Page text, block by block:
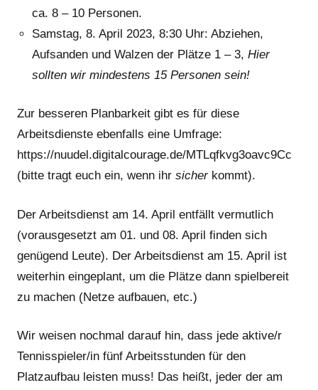
ca. 8 – 10 Personen.
Samstag, 8. April 2023, 8:30 Uhr: Abziehen,
Aufsanden und Walzen der Plätze 1 – 3,Hier
sollten wir mindestens 15 Personen sein!
Zur besseren Planbarkeit gibt es für diese
Arbeitsdienste ebenfalls eine Umfrage:
https://nuudel.digitalcourage.de/MTLqfkvg3oavc9Cc
(bitte tragt euch ein, wenn ihr sicherkommt).
Der Arbeitsdienst am 14. April entfällt vermutlich
(vorausgesetzt am 01. und 08. April finden sich
genügend Leute). Der Arbeitsdienst am 15. April ist
weiterhin eingeplant, um die Plätze dann spielbereit
zu machen (Netze aufbauen, etc.)
Wir weisen nochmal darauf hin, dass jede aktive/r
Tennisspieler/in fünf Arbeitsstunden für den
Platzaufbau leisten muss! Das heißt, jeder der am